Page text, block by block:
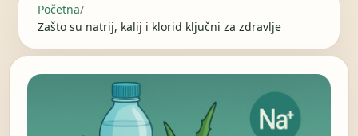
Početna/
Zašto su natrij, kalij i klorid ključni za zdravlje